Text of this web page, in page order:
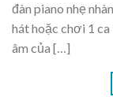
đàn piano nhẹ
hát hoặc chơi 1 ca
âm của […]